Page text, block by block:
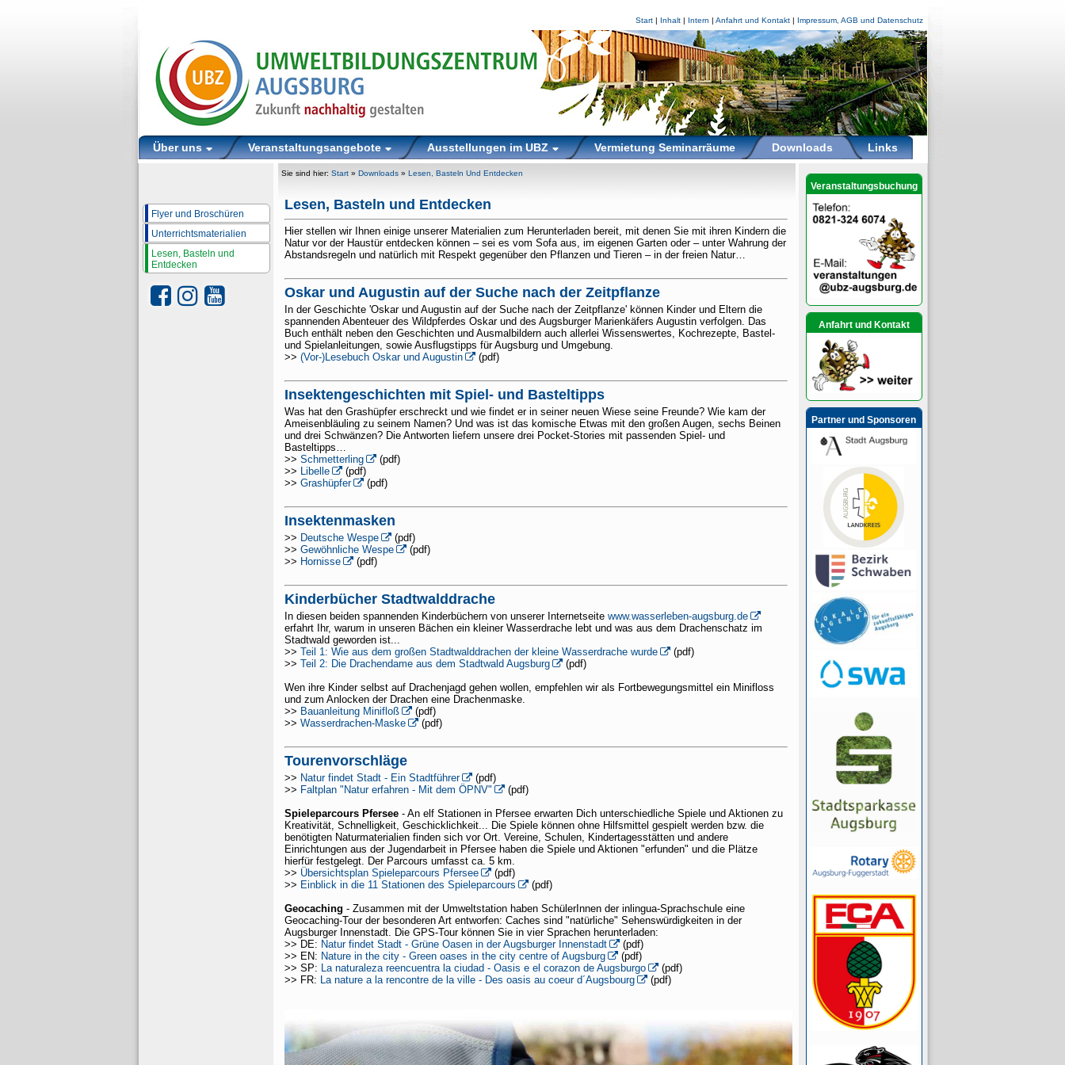
Start| Inhalt| Intern | Anfahrt und Kontakt| Impressum, AGB und Datenschutz
Über uns Veranstaltungsangebote Ausstellungen im UBZ Vermietung Seminarräume Downloads Links
Flyer und Broschüren
Unterrichtsmaterialien
Lesen, Basteln und
Entdecken
Sie sind hier: Start» Downloads» Lesen, Basteln Und Entdecken
Lesen, Basteln und Entdecken
Hier stellen wir Ihnen einige unserer Materialien zum Herunterladen bereit, mit denen Sie mit ihren Kindern die
Natur vor der Haustür entdecken können – sei es vom Sofa aus, im eigenen Garten oder – unter Wahrung der
Abstandsregeln und natürlich mit Respekt gegenüber den Pflanzen und Tieren – in der freien Natur…
Oskar und Augustin auf der Suche nach der Zeitpflanze
In der Geschichte 'Oskar und Augustin auf der Suche nach der Zeitpflanze' können Kinder und Eltern die
spannenden Abenteuer des Wildpferdes Oskar und des Augsburger Marienkäfers Augustin verfolgen. Das
Buch enthält neben den Geschichten und Ausmalbildern auch allerlei Wissenswertes, Kochrezepte, Bastel-
und Spielanleitungen, sowie Ausflugstipps für Augsburg und Umgebung.
>> (Vor-)Lesebuch Oskar und Augustin (pdf)
Insektengeschichten mit Spiel- und Basteltipps
Was hat den Grashüpfer erschreckt und wie findet er in seiner neuen Wiese seine Freunde? Wie kam der
Ameisenbläuling zu seinem Namen? Und was ist das komische Etwas mit den großen Augen, sechs Beinen
und drei Schwänzen? Die Antworten liefern unsere drei Pocket-Stories mit passenden Spiel- und
Basteltipps…
>> Schmetterling
(pdf)
>> Libelle
(pdf)
>> Grashüpfer (pdf)
Insektenmasken
>> Deutsche Wespe
(pdf)
>> Gewöhnliche Wespe
(pdf)
>> Hornisse (pdf)
Kinderbücher Stadtwalddrache
In diesen beiden spannenden Kinderbüchern von unserer Internetseite www.wasserleben-augsburg.de
erfahrt Ihr, warum in unseren Bächen ein kleiner Wasserdrache lebt und was aus dem Drachenschatz im
Stadtwald geworden ist...
>> Teil 1: Wie aus dem großen Stadtwalddrachen der kleine Wasserdrache wurde
(pdf)
>> Teil 2: Die Drachendame aus dem Stadtwald Augsburg
(pdf)
Wen ihre Kinder selbst auf Drachenjagd gehen wollen, empfehlen wir als Fortbewegungsmittel ein Minifloss
und zum Anlocken der Drachen eine Drachenmaske.
>> Bauanleitung Minifloß
(pdf)
>> Wasserdrachen-Maske (pdf)
Tourenvorschläge
>> Natur findet Stadt - Ein Stadtführer
(pdf)
>> Faltplan "Natur erfahren - Mit dem ÖPNV"
(pdf)
Spieleparcours Pfersee- An elf Stationen in Pfersee erwarten Dich unterschiedliche Spiele und Aktionen zu
Kreativität, Schnelligkeit, Geschicklichkeit... Die Spiele können ohne Hilfsmittel gespielt werden bzw. die
benötigten Naturmaterialien finden sich vor Ort. Vereine, Schulen, Kindertagesstätten und andere
Einrichtungen aus der Jugendarbeit in Pfersee haben die Spiele und Aktionen "erfunden" und die Plätze
hierfür festgelegt. Der Parcours umfasst ca. 5 km.
>> Übersichtsplan Spieleparcours Pfersee
(pdf)
>> Einblick in die 11 Stationen des Spieleparcours
(pdf)
Geocaching - Zusammen mit der Umweltstation haben SchülerInnen der inlingua-Sprachschule eine
Geocaching-Tour der besonderen Art entworfen: Caches sind "natürliche" Sehenswürdigkeiten in der
Augsburger Innenstadt. Die GPS-Tour können Sie in vier Sprachen herunterladen:
>> DE: Natur findet Stadt - Grüne Oasen in der Augsburger Innenstadt
(pdf)
>> EN: Nature in the city - Green oases in the city centre of Augsburg
(pdf)
>> SP: La naturaleza reencuentra la ciudad - Oasis e el corazon de Augsburgo
(pdf)
>> FR: La nature a la rencontre de la ville - Des oasis au coeur d´Augsbourg (pdf)
Veranstaltungsbuchung
Anfahrt und Kontakt
Partner und Sponsoren